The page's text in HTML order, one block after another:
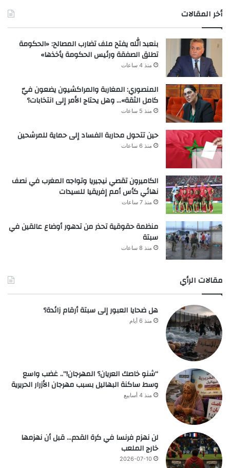
أخر المقالات
بنعبد الله يفتح ملف تضارب المصالح: «الحكومة
تطلق الصفقة ورئيس الحكومة يأخذها»
منذ 4 ساعات
المنصوري: المغاربة والمراكشيون يضعون فيّ
كامل الثقة»… وهل يحتاج الأمر إلى انتخابات؟
منذ 5 ساعات
حين تتحول محاربة الفساد إلى حماية للمرشحين
منذ 6 ساعات
الكاميرون تقصي نيجيريا وتواجه المغرب في نصف
نهائي كأس أمم إفريقيا للسيدات
منذ 7 ساعات
منظمة حقوقية تحذر من تدهور أوضاع عالقين في
سبتة
منذ 8 ساعات
مقالات الرأي
هل ضحايا العبور إلى سبتة أرقام زائدة؟
منذ 6 أيام
“شنو خاصك العريان؟ المهرجان!”.. غضب واسع
وسط ساكنة البهاليل بسبب مهرجان الأزرار الحريرية
منذ 4 أسابيع
لن نهزم فرنسا في كرة القدم… قبل أن نهزمها
خارج الملعب
2026-07-10